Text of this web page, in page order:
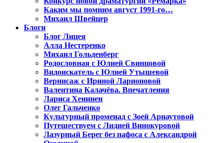
Каким мы помним август 1991-го…
Михаил Швейцер
Блоги
Блог Лицея
Алла Нестеренко
Михаил Гольденберг
Родословная с Юлией Свинцовой
Видоискатель с Юлией Утышевой
Вернисаж с Ириной Ларионовой
Валентина Калачёва. Впечатления
Лариса Хенинен
Олег Гальченко
Культурный променад с Зоей Арнаутовой
Путешествуем с Лидией Винокуровой
Лазурный Берег без пафоса с Александрой